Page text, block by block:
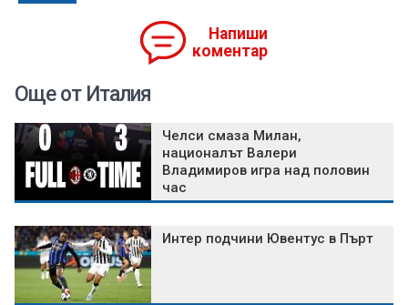
Напиши
коментар
Още от Италия
Челси смаза Милан,
националът Валери
Владимиров игра над половин
час
Интер подчини Ювентус в Пърт